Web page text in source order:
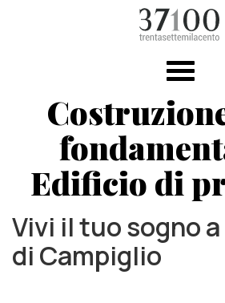
Edificio di
Vivi il tuo sogno
di Campiglio